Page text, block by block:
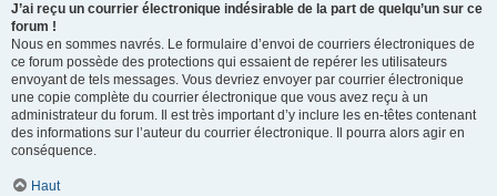
J’ai reçu un courrier électronique indésirable de la part de quelqu’un sur ce
forum !
Nous en sommes navrés. Le formulaire d’envoi de courriers électroniques de
ce forum possède des protections qui essaient de repérer les utilisateurs
envoyant de tels messages. Vous devriez envoyer par courrier électronique
une copie complète du courrier électronique que vous avez reçu à un
administrateur du forum. Il est très important d’y inclure les en-têtes contenant
des informations sur l’auteur du courrier électronique. Il pourra alors agir en
conséquence.
Haut